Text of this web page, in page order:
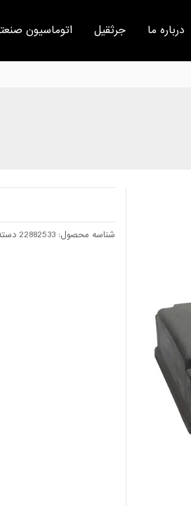
درباره ما جرثقیل اتوماسیون
شناسه محصول:22882533